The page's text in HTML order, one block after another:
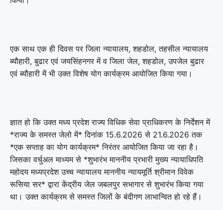
एक साथ एक ही दिवस पर जिला न्यायालय, शहडोल, तहसील न्यायालय
ब्यौहारी, बुढार एवं जयसिंहनगर में व जिला जेल, शहडोल, उपजेल बुढार
एवं ब्यौहारी में भी उक्त विशेष योग कार्यक्रम आयोजित किया गया।
ज्ञात हो कि उक्त मध्य प्रदेश राज्य विधिक सेवा प्राधिकरण के निर्देशन में
*राज्य के समस्त जेलो में* दिनांक 15.6.2026 से 21.6.2026 तक
*एक सप्ताह का योग कार्यक्रम* निरंतर आयोजित किया जा रहा है।
जिसका वर्चुअल माध्यम से *शुभारंभ माननीय प्रभारी मुख्य न्यायाधिपति
महोदय मध्यप्रदेश उच्च न्यायालय माननीय न्यायमूर्ति श्रीमान विवेक
रूसिया सर* द्वारा केंद्रीय जेल जबलपुर सभागार से शुभारंभ किया गया
था। उक्त कार्यक्रम से समस्त जिलों के बंदीगण लाभान्वित हो रहे हैं।